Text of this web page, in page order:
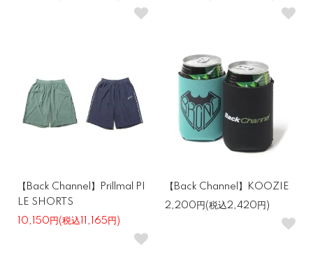
【Back Channel】Prillmal PI
LE SHORTS
10,150円(税込11,165円)
【Back Channel】KOOZIE
2,200円(税込2,420円)